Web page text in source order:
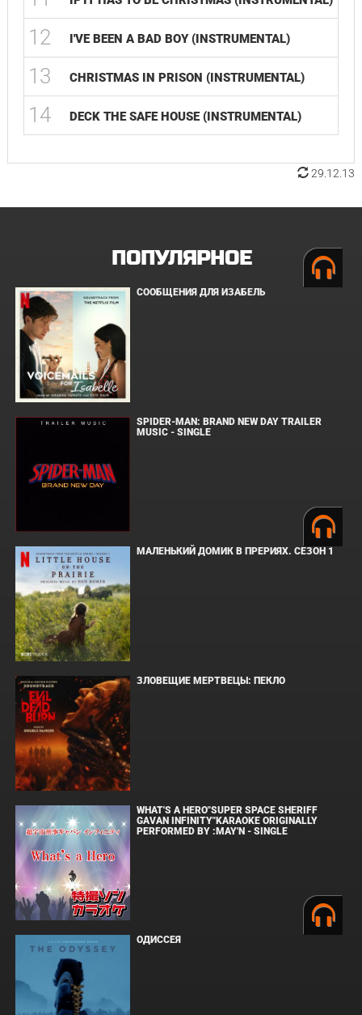
12 I'VE BEEN A BAD BOY (INSTRUMENTAL)
13 CHRISTMAS IN PRISON (INSTRUMENTAL)
14 DECK THE SAFE HOUSE (INSTRUMENTAL)
29.12.13
ПОПУЛЯРНОЕ
СООБЩЕНИЯ ДЛЯ ИЗАБЕЛЬ
SPIDER-MAN: BRAND NEW DAY TRAILER
MUSIC - SINGLE
МАЛЕНЬКИЙ ДОМИК В ПРЕРИЯХ. СЕЗОН 1
ЗЛОВЕЩИЕ МЕРТВЕЦЫ: ПЕКЛО
WHAT'S A HERO"SUPER SPACE SHERIFF
GAVAN INFINITY"KARAOKE ORIGINALLY
PERFORMED BY :MAY'N - SINGLE
ОДИССЕЯ